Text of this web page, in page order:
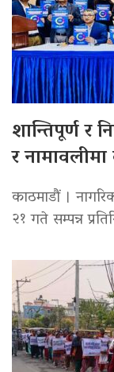
शान्तिपूर्ण र
र
काठमाडौं ।
२१ गते सम्पन्न